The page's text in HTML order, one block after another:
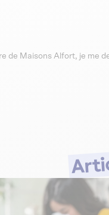
de Maisons Alfort, je me